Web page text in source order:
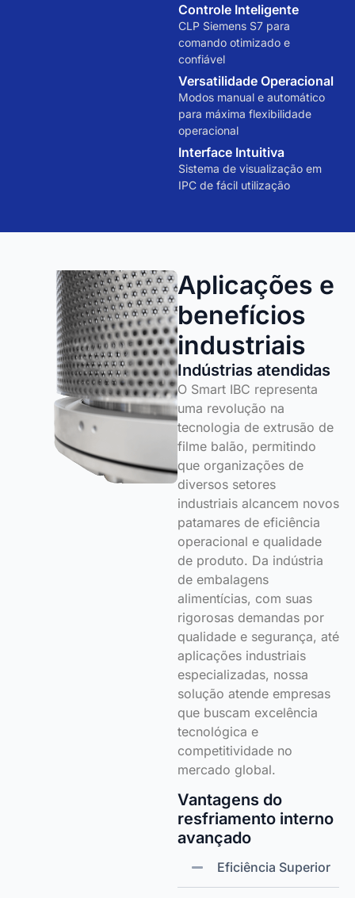
Controle Inteligente
CLP Siemens S7 para
comando otimizado e
confiável
Versatilidade Operacional
Modos manual e automático
para máxima flexibilidade
operacional
Interface Intuitiva
Sistema de visualização em
IPC de fácil utilização
Aplicações e
benefícios
industriais
Indústrias atendidas
O Smart IBC representa
uma revolução na
tecnologia de extrusão de
filme balão, permitindo
que organizações de
diversos setores
industriais alcancem novos
patamares de eficiência
operacional e qualidade
de produto. Da indústria
de embalagens
alimentícias, com suas
rigorosas demandas por
qualidade e segurança, até
aplicações industriais
especializadas, nossa
solução atende empresas
que buscam excelência
tecnológica e
competitividade no
mercado global.
Vantagens do
resfriamento interno
avançado
Eficiência Superior